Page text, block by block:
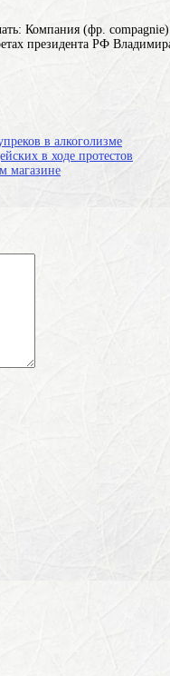
Компания (фр.
президента РФ
в алкоголизме
в ходе протестов
магазине